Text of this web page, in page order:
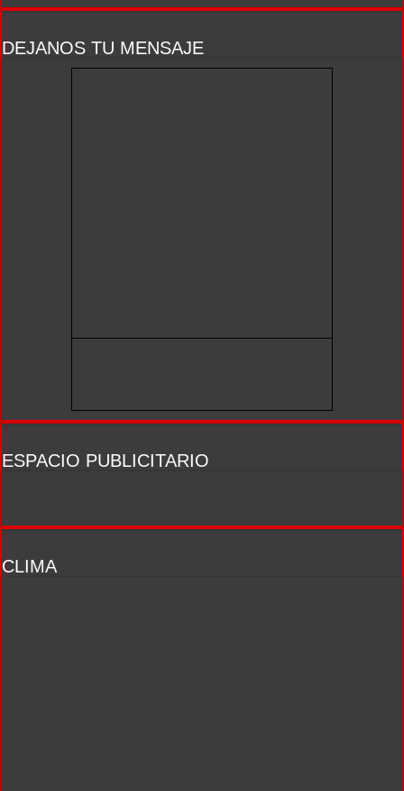
DEJANOS TU MENSAJE
ESPACIO PUBLICITARIO
CLIMA